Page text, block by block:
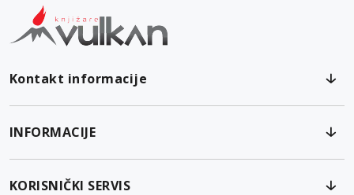
Kontakt informacije
INFORMACIJE
KORISNIČKI SERVIS